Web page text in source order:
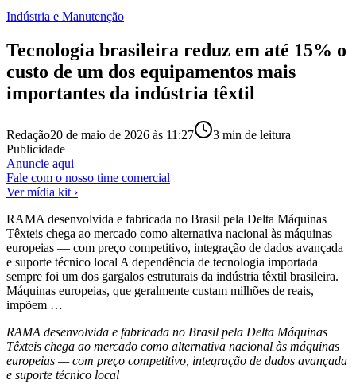
Indústria e Manutenção
Tecnologia brasileira reduz em até 15% o
custo de um dos equipamentos mais
importantes da indústria têxtil
Redação20 de maio de 2026 às 11:27 3 min de leitura
Publicidade
Anuncie aqui
Fale com o nosso time comercial
Ver mídia kit ›
RAMA desenvolvida e fabricada no Brasil pela Delta Máquinas
Têxteis chega ao mercado como alternativa nacional às máquinas
europeias — com preço competitivo, integração de dados avançada
e suporte técnico local A dependência de tecnologia importada
sempre foi um dos gargalos estruturais da indústria têxtil brasileira.
Máquinas europeias, que geralmente custam milhões de reais,
impõem …
RAMA desenvolvida e fabricada no Brasil pela Delta Máquinas
Têxteis chega ao mercado como alternativa nacional às máquinas
europeias — com preço competitivo, integração de dados avançada
e suporte técnico local